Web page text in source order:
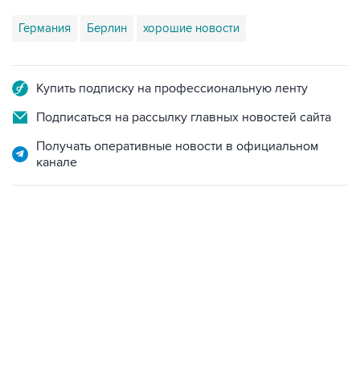
Германия Берлин хорошие новости
Купить подписку на профессиональную ленту
Подписаться на рассылку главных новостей сайта
Получать оперативные новости в официальном
канале